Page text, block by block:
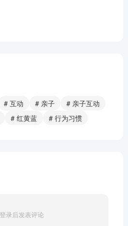
# 互动 # 亲子
# 亲子互动
# 红黄蓝 # 行为习惯
录后发表评论